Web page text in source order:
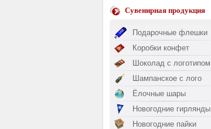
Сувенирная продукция
Подарочные флешки
Коробки конфет
Шоколад с логотипом
Шампанское с лого
Ёлочные шары
Новогодние гирлянды
Новогодние пайки